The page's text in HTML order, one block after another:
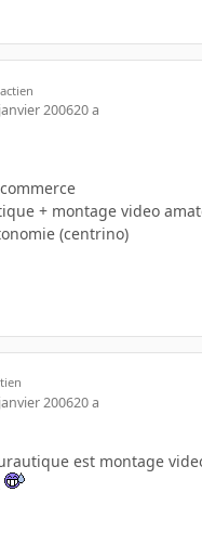
200620 a
+ montage video
(centrino)
200620 a
est montage